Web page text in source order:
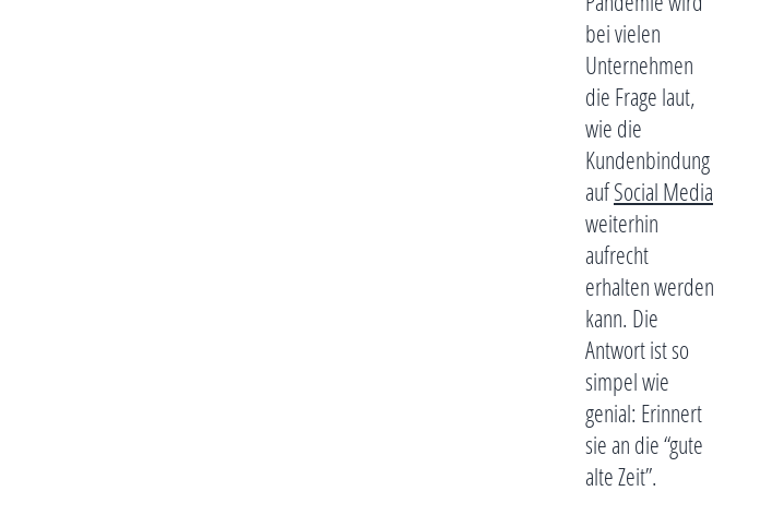
bei vielen
Unternehmen
die Frage laut,
wie die
Kundenbindung
aufSocial Media
weiterhin
aufrecht
erhalten werden
kann. Die
Antwort ist so
simpel wie
genial: Erinnert
sie an die “gute
alte Zeit”.